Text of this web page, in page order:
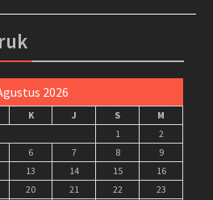
2026
K J S
M
1
2
6 7 8
9
13 14 15
16
20 21 22
23